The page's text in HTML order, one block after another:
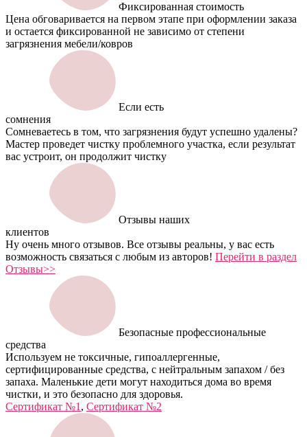
Фиксированная стоимость
Цена обговаривается на первом этапе при оформлении заказа
и остается фиксированной не зависимо от степени
загрязнения мебели/ковров
Если есть
сомнения
Сомневаетесь в том, что загрязнения будут успешно удалены?
Мастер проведет чистку проблемного участка, если результат
вас устроит, он продолжит чистку
Отзывы наших
клиентов
Ну очень много отзывов. Все отзывы реальны, у вас есть
возможность связаться с любым из авторов! Перейти в раздел
Отзывы>>
Безопасные профессиональные
средства
Используем не токсичные, гипоаллергенные,
сертифицированные средства, с нейтральным запахом / без
запаха. Маленькие дети могут находиться дома во время
чистки, и это безопасно для здоровья.
Сертификат №1 , Сертификат №2